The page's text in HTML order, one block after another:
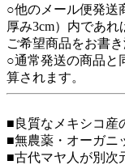
○他のメール便発送
厚み3cm）内であれ
ご希望商品をお書
○通常発送の商品と
算されます。
■良質なメキシコ産
■無農薬・オーガニ
■古代マヤ人が別次